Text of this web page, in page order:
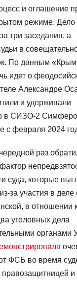
и оглашение
режиме.
три заседания, а
в
По данным
идет о
Александре
и удерживали
в СИЗО-2
с февраля 2024
раз
суда, которые
за участия в деле
в отношении
уголовных дела
органами
ФСБ во время
правозащитницей и